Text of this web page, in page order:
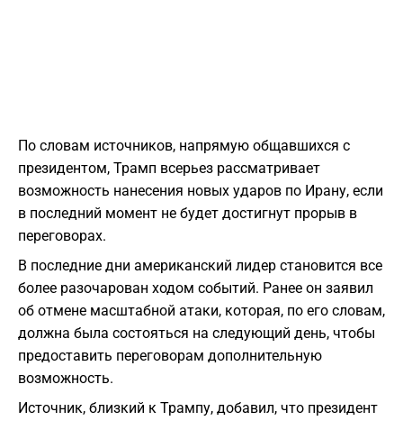
По словам источников, напрямую общавшихся с
президентом, Трамп всерьез рассматривает
возможность нанесения новых ударов по Ирану, если
в последний момент не будет достигнут прорыв в
переговорах.
В последние дни американский лидер становится все
более разочарован ходом событий. Ранее он заявил
об отмене масштабной атаки, которая, по его словам,
должна была состояться на следующий день, чтобы
предоставить переговорам дополнительную
возможность.
Источник, близкий к Трампу, добавил, что президент